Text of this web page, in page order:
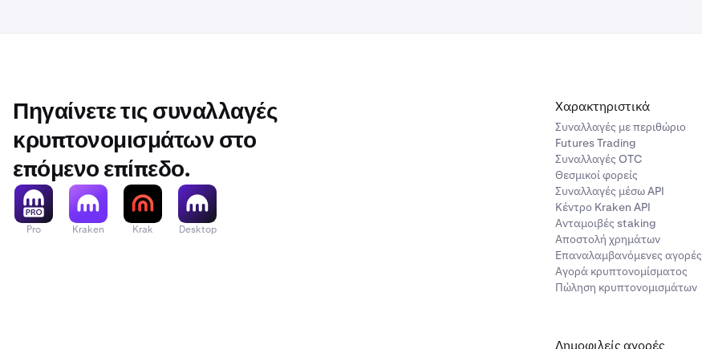
Πηγαίνετε τις συναλλαγές
κρυπτονομισμάτων στο
επόμενο επίπεδο.
Pro Kraken Krak Desktop
Χαρακτηριστικά
Συναλλαγές με περιθώριο
Futures Trading
Συναλλαγές OTC
Θεσμικοί φορείς
Συναλλαγές μέσω API
Κέντρο Kraken API
Ανταμοιβές staking
Αποστολή χρημάτων
Επαναλαμβανόμενες αγορές
Αγορά κρυπτονομίσματος
Πώληση κρυπτονομισμάτων
Δημοφιλείς αγορές